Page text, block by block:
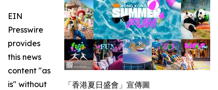
「香港夏日盛會」宣傳圖
EIN
Presswire
provides
this news
content "as
is" without